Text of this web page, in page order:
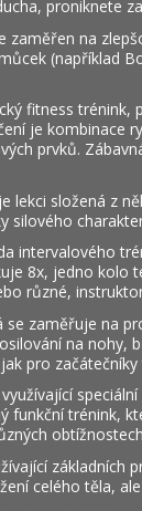
proniknete
zaměřen na
(například
fitness trénink,
je kombinace
prvků.
lekci složená z
silového
intervalového
8x, jedno kolo
různé,
se zaměřuje na
na nohy,
pro
funkční trénink,
základních
celého těla,